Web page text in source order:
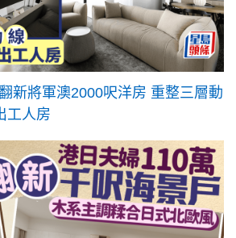
新將軍澳2000呎洋房 重整三層動
工人房